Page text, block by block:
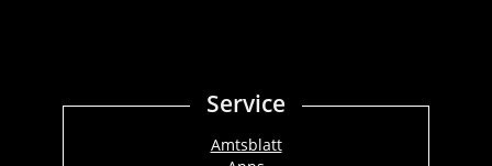
Service
Amtsblatt